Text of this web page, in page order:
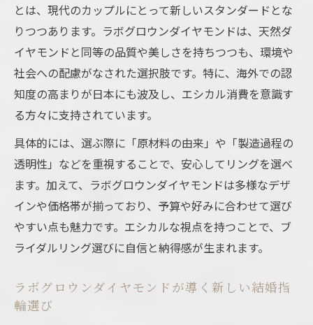
とは、現代のカップルにとって新しいスタンダードとな
りつつあります。ラボグロウンダイヤモンドは、天然ダ
イヤモンドと同等の品質や美しさを持ちつつも、環境や
社会への配慮がなされた選択肢です。特に、海外での認
知度の高まりが日本にも波及し、エシカル消費を意識す
る方々に支持されています。
具体的には、選ぶ際に「原材料の由来」や「製造過程の
透明性」などを重視することで、安心してリングを選べ
ます。加えて、ラボグロウンダイヤモンドは多様なデザ
インや価格帯が揃っており、予算や好みに合わせて選び
やすい点も魅力です。エシカルな視点を持つことで、ブ
ライダルリング選びに自信と納得感が生まれます。
ラボグロウンダイヤモンドが導く新しい結婚指
輪選び